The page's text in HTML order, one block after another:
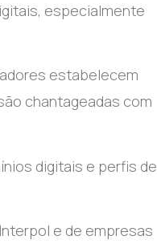
especialmente
estabelecem
chantageadas com
digitais e perfis de
e de empresas